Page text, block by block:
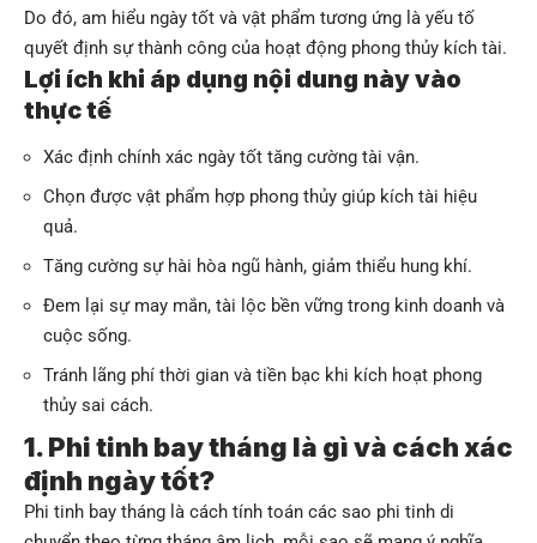
Do đó, am hiểu ngày tốt và vật phẩm tương ứng là yếu tố
quyết định sự thành công của hoạt động phong thủy kích tài.
Lợi ích khi áp dụng nội dung này vào
thực tế
Xác định chính xác ngày tốt tăng cường tài vận.
Chọn được vật phẩm hợp phong thủy giúp kích tài hiệu
quả.
Tăng cường sự hài hòa ngũ hành, giảm thiểu hung khí.
Đem lại sự may mắn, tài lộc bền vững trong kinh doanh và
cuộc sống.
Tránh lãng phí thời gian và tiền bạc khi kích hoạt phong
thủy sai cách.
1. Phi tinh bay tháng là gì và cách xác
định ngày tốt?
Phi tinh bay tháng là cách tính toán các sao phi tinh di